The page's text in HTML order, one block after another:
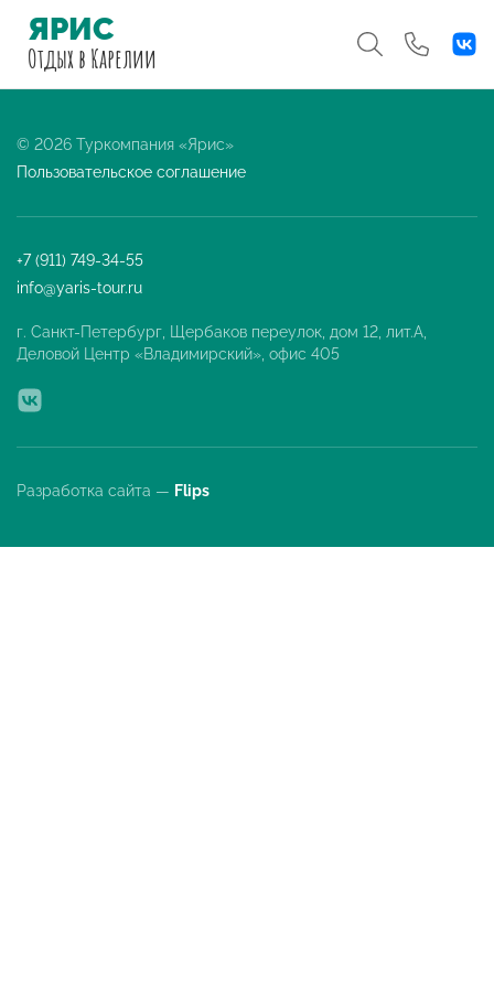
ЯРИС
Отдыхв Карелии
© 2026 Туркомпания «Ярис»
Пользовательское соглашение
+7 (911) 749-34-55
info@yaris-tour.ru
г. Санкт-Петербург, Щербаков переулок, дом 12, лит.А,
Деловой Центр «Владимирский», офис 405
Разработка сайта — Flips